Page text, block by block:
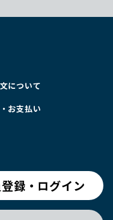
について
お支払い
録・ログイン